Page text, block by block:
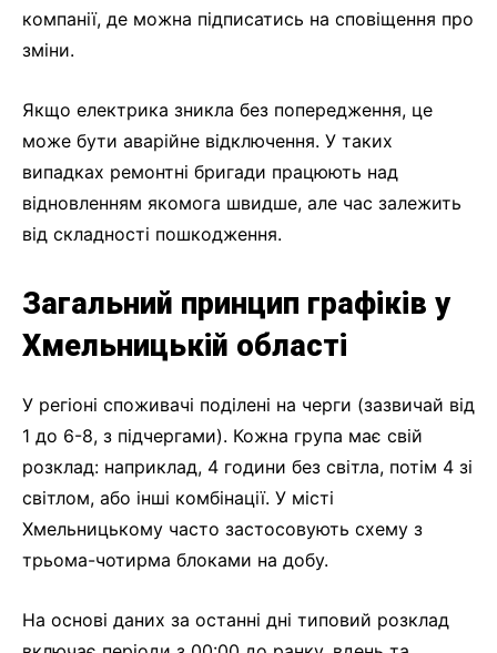
компанії, де можна підписатись на сповіщення про
зміни.
Якщо електрика зникла без попередження, це
може бути аварійне відключення. У таких
випадках ремонтні бригади працюють над
відновленням якомога швидше, але час залежить
від складності пошкодження.
Загальний принцип графіків у
Хмельницькій області
У регіоні споживачі поділені на черги (зазвичай від
1 до 6-8, з підчергами). Кожна група має свій
розклад: наприклад, 4 години без світла, потім 4 зі
світлом, або інші комбінації. У місті
Хмельницькому часто застосовують схему з
трьома-чотирма блоками на добу.
На основі даних за останні дні типовий розклад